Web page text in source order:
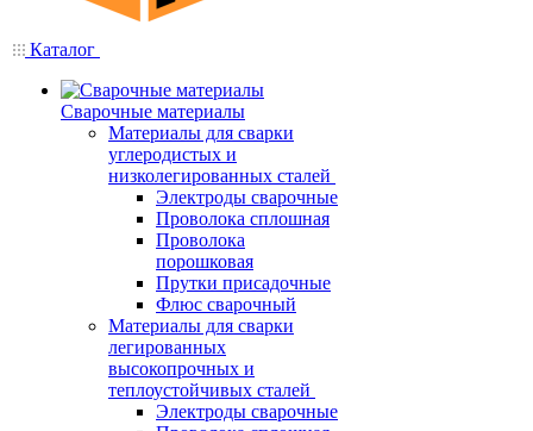
Каталог
Сварочные материалы
Материалы для сварки
углеродистых и
низколегированных сталей
Электроды сварочные
Проволока сплошная
Проволока
порошковая
Прутки присадочные
Флюс сварочный
Материалы для сварки
легированных
высокопрочных и
теплоустойчивых сталей
Электроды сварочные